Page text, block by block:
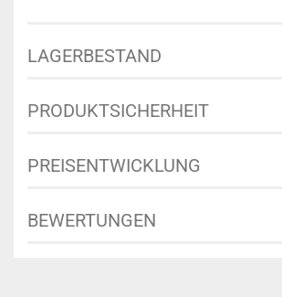
LAGERBESTAND
PRODUKTSICHERHEIT
PREISENTWICKLUNG
BEWERTUNGEN